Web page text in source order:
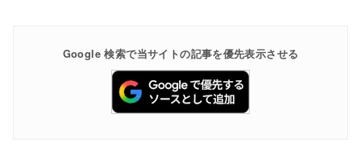
Google 検索で当サイトの記事を優先表示させる